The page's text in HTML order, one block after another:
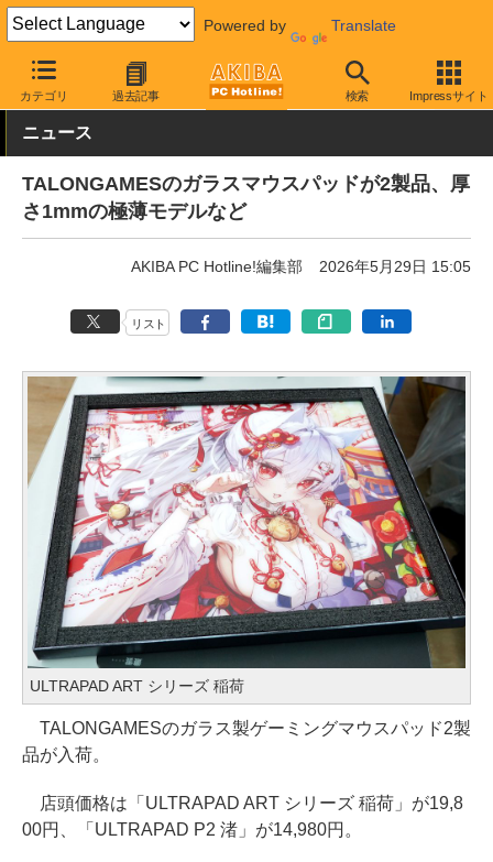
Powered by Translate
カテゴリ 過去記事 検索 Impressサイト
AKIBA PC Hotline! PC周辺機器 マウスパッド その他
ニュース
TALONGAMESのガラスマウスパッドが2製品、厚
さ1mmの極薄モデルなど
AKIBA PC Hotline!編集部 2026年5月29日 15:05
リスト
ULTRAPAD ART シリーズ 稲荷
TALONGAMESのガラス製ゲーミングマウスパッド2製
品が入荷。
店頭価格は「ULTRAPAD ART シリーズ 稲荷」が19,8
00円、「ULTRAPAD P2 渚」が14,980円。